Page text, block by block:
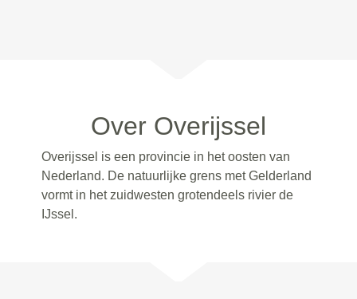
Over Overijssel
Overijssel is een provincie in het oosten van
Nederland. De natuurlijke grens met Gelderland
vormt in het zuidwesten grotendeels rivier de
IJssel.